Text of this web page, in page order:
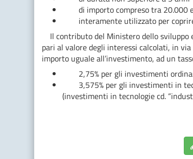
di importo compreso tra 20.000
interamente utilizzato per
Il contributo del Ministero dello sviluppo
pari al valore degli interessi calcolati, in
importo uguale all’investimento, ad un
2,75% per gli investimenti
3,575% per gli investimenti in
(investimenti in tecnologie cd.